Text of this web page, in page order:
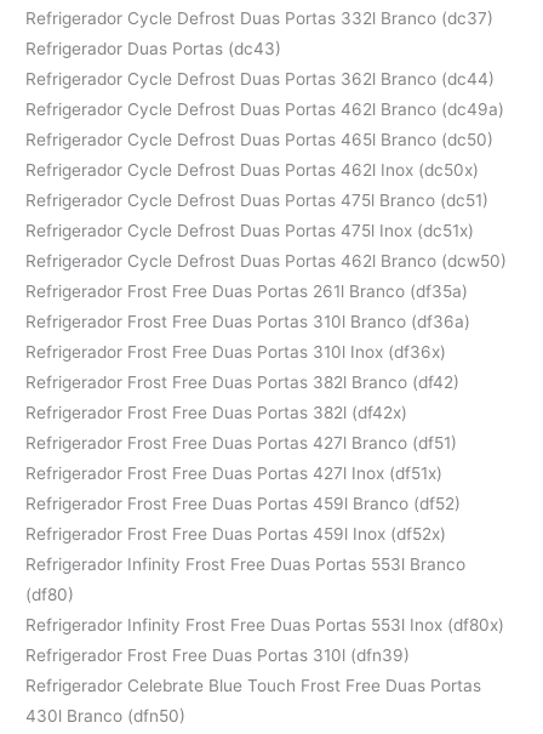
Refrigerador Cycle Defrost Duas Portas 332l Branco (dc37)
Refrigerador Duas Portas (dc43)
Refrigerador Cycle Defrost Duas Portas 362l Branco (dc44)
Refrigerador Cycle Defrost Duas Portas 462l Branco (dc49a)
Refrigerador Cycle Defrost Duas Portas 465l Branco (dc50)
Refrigerador Cycle Defrost Duas Portas 462l Inox (dc50x)
Refrigerador Cycle Defrost Duas Portas 475l Branco (dc51)
Refrigerador Cycle Defrost Duas Portas 475l Inox (dc51x)
Refrigerador Cycle Defrost Duas Portas 462l Branco (dcw50)
Refrigerador Frost Free Duas Portas 261l Branco (df35a)
Refrigerador Frost Free Duas Portas 310l Branco (df36a)
Refrigerador Frost Free Duas Portas 310l Inox (df36x)
Refrigerador Frost Free Duas Portas 382l Branco (df42)
Refrigerador Frost Free Duas Portas 382l (df42x)
Refrigerador Frost Free Duas Portas 427l Branco (df51)
Refrigerador Frost Free Duas Portas 427l Inox (df51x)
Refrigerador Frost Free Duas Portas 459l Branco (df52)
Refrigerador Frost Free Duas Portas 459l Inox (df52x)
Refrigerador Infinity Frost Free Duas Portas 553l Branco
(df80)
Refrigerador Infinity Frost Free Duas Portas 553l Inox (df80x)
Refrigerador Frost Free Duas Portas 310l (dfn39)
Refrigerador Celebrate Blue Touch Frost Free Duas Portas
430l Branco (dfn50)